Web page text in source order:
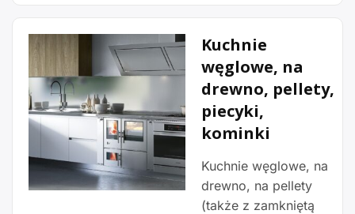
Kuchnie
węglowe, na
drewno, pellety,
piecyki,
kominki
Kuchnie węglowe, na
drewno, na pellety
(także z zamkniętą